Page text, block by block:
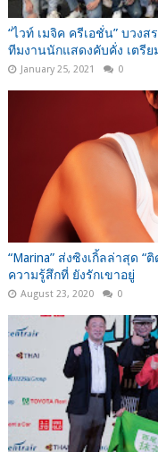
“ไวท์ เมจิค ครีเอชั่น” บวง
ทีมงานนักแสดงคับคั่ง เตรี
January 25, 2021 0
“Marina” ส่งซิงเกิ้ลล่าสุด “
ความรู้สึกที่ ยังรักเขาอยู่
August 23, 2020 0